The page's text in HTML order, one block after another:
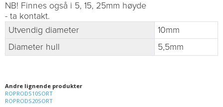
NB! Finnes også i 5, 15, 25mm høyde
- ta kontakt.
Utvendig diameter
10mm
Diameter hull
5,5mm
Andre lignende produkter
ROPRODS10SORT
ROPRODS20SORT